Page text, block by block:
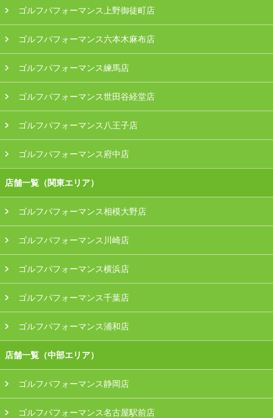
ゴルフパフォーマンス上野御徒町店
ゴルフパフォーマンス六本木麻布店
ゴルフパフォーマンス練馬店
ゴルフパフォーマンス世田谷経堂店
ゴルフパフォーマンス八王子店
ゴルフパフォーマンス府中店
店舗一覧（関東エリア）
ゴルフパフォーマンス相模大野店
ゴルフパフォーマンス川崎店
ゴルフパフォーマンス横浜店
ゴルフパフォーマンス千葉店
ゴルフパフォーマンス浦和店
店舗一覧（中部エリア）
ゴルフパフォーマンス静岡店
ゴルフパフォーマンス名古屋駅前店